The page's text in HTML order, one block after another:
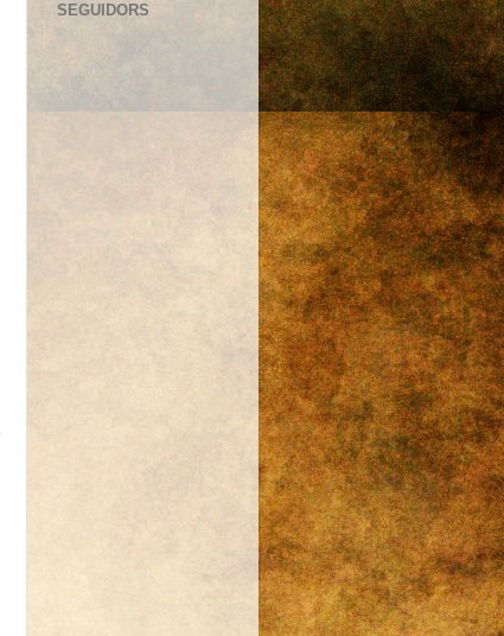
SEGUIDORS